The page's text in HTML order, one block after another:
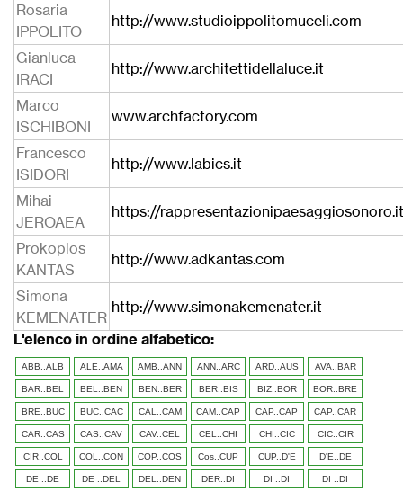
Rosaria
IPPOLITO
http://www.studioippolitomuceli.com
Gianluca
IRACI
http://www.architettidellaluce.it
Marco
ISCHIBONI
www.archfactory.com
Francesco
ISIDORI
http://www.labics.it
Mihai
JEROAEA
https://
Prokopios
KANTAS
http://www.adkantas.com
Simona
KEMENATER
http://www.simonakemenater.it
L'elenco in ordine alfabetico:
ABB..ALB ALE..AMA AMB..ANN ANN..ARC ARD..AUS AVA..BAR
BAR..BEL BEL..BEN BEN..BER BER..BIS BIZ..BOR BOR..BRE
BRE..BUC BUC..CAC CAL..CAM CAM..CAP CAP..CAP CAP..CAR
CAR..CAS CAS..CAV CAV..CEL CEL..CHI CHI..CIC CIC..CIR
CIR..COL COL..CON COP..COS Cos..CUP CUP..D'E D'E..DE
DE ..DE DE ..DEL DEL..DEN DER..DI DI ..DI DI ..DI